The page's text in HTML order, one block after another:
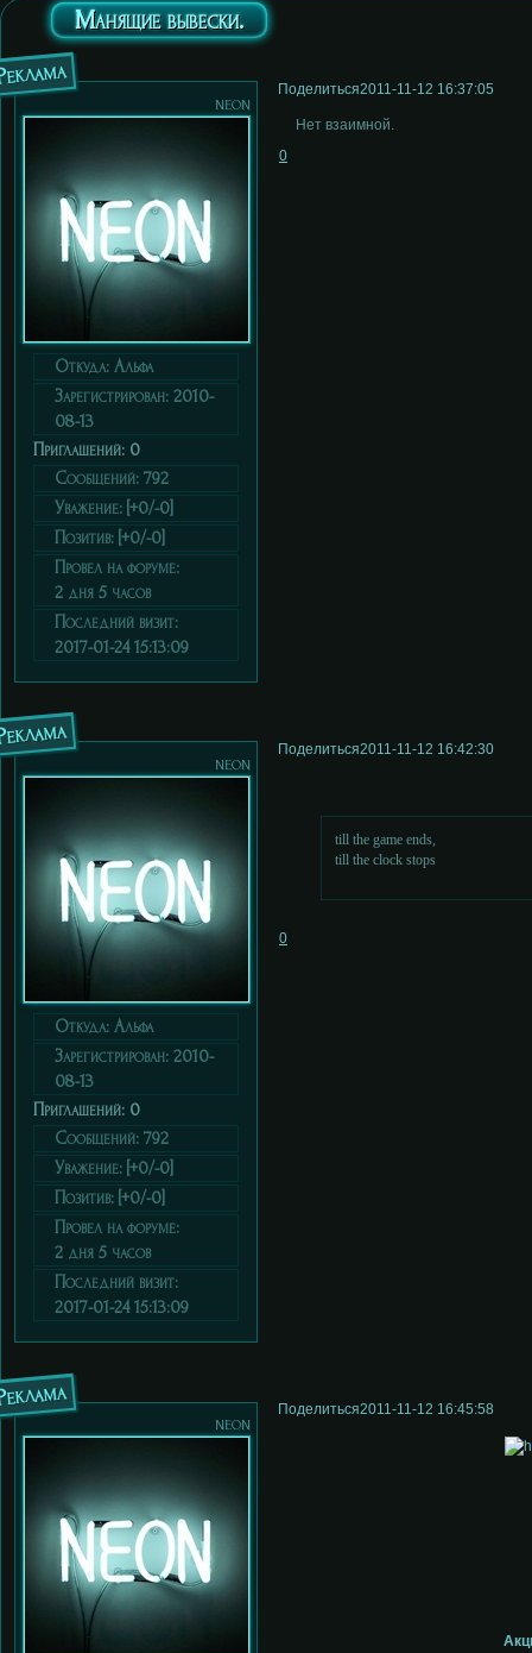
Манящие вывески.
Поделиться2011-11-12 16:37:05
neon
Откуда: Альфа
Зарегистрирован: 2010-
08-13
Приглашений: 0
Сообщений: 792
Уважение: [+0/-0]
Позитив: [+0/-0]
Провел на форуме:
2 дня 5 часов
Последний визит:
2017-01-24 15:13:09
Нет взаимной.
0
Поделиться2011-11-12 16:42:30
neon
Откуда: Альфа
Зарегистрирован: 2010-
08-13
Приглашений: 0
Сообщений: 792
Уважение: [+0/-0]
Позитив: [+0/-0]
Провел на форуме:
2 дня 5 часов
Последний визит:
2017-01-24 15:13:09
till the game ends,
till the clock stops
0
Поделиться2011-11-12 16:45:58
neon